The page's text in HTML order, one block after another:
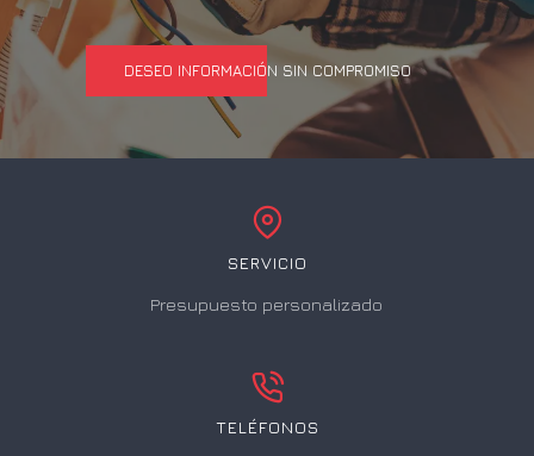
DESEO INFORMACIÓN SIN COMPROMISO
SERVICIO
Presupuesto personalizado
TELÉFONOS